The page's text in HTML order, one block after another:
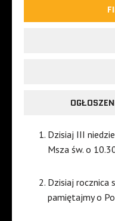
Dzisiaj III
Msza św. o
Dzisiaj rocznica
pamiętajmy o